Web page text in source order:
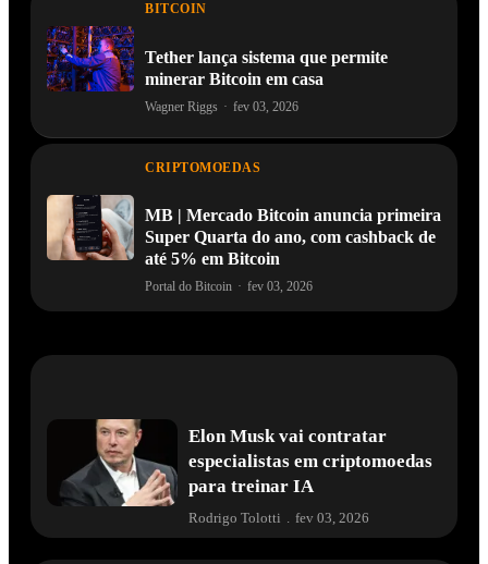
BITCOIN
Tether lança sistema que permite
minerar Bitcoin em casa
Wagner Riggs · fev 03, 2026
CRIPTOMOEDAS
MB | Mercado Bitcoin anuncia primeira
Super Quarta do ano, com cashback de
até 5% em Bitcoin
Portal do Bitcoin · fev 03, 2026
Elon Musk vai contratar
especialistas em criptomoedas
para treinar IA
Rodrigo Tolotti fev 03, 2026